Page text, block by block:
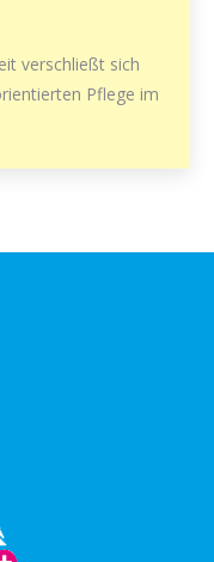
verschließt sich
Pflege im